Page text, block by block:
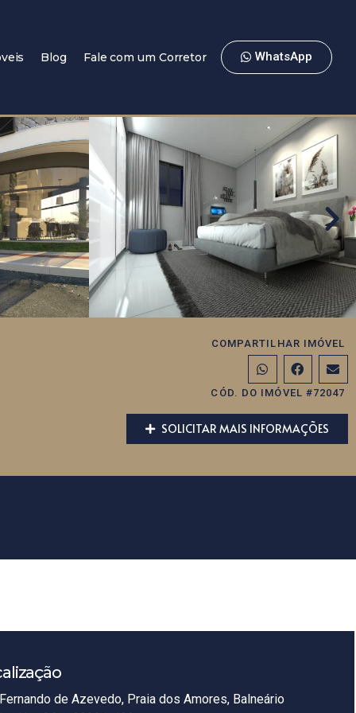
Blog Fale com um Corretor WhatsApp
COMPARTILHAR IMÓVEL
CÓD. DO IMÓVEL #72047
SOLICITAR MAIS INFORMAÇÕES
de Azevedo, Praia dos Amores, Balneário